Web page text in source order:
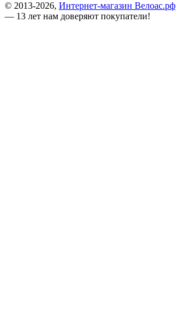
© 2013-2026, Интернет-магазин Велоас.рф
— 13 лет нам доверяют покупатели!